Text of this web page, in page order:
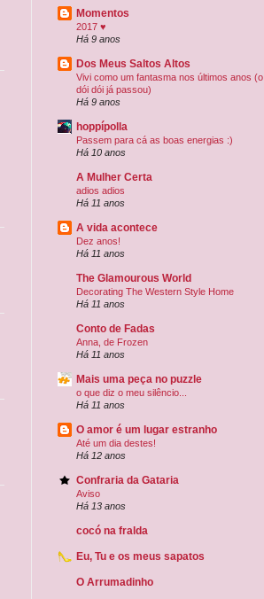
Momentos
2017 ♥
Há 9 anos
Dos Meus Saltos Altos
Vivi como um fantasma nos últimos anos (o
dói dói já passou)
Há 9 anos
hoppípolla
Passem para cá as boas energias :)
Há 10 anos
A Mulher Certa
adios adios
Há 11 anos
A vida acontece
Dez anos!
Há 11 anos
The Glamourous World
Decorating The Western Style Home
Há 11 anos
Conto de Fadas
Anna, de Frozen
Há 11 anos
Mais uma peça no puzzle
o que diz o meu silêncio...
Há 11 anos
O amor é um lugar estranho
Até um dia destes!
Há 12 anos
Confraria da Gataria
Aviso
Há 13 anos
cocó na fralda
Eu, Tu e os meus sapatos
O Arrumadinho